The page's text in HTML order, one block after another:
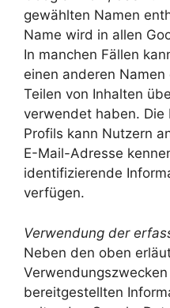
gewählten Namen
Name wird in allen
In manchen Fällen
einen anderen
Teilen von Inhalten
verwendet haben. Die
Profils kann Nutzern
E-Mail-Adresse
identifizierende
verfügen.
Verwendung der
Neben den oben
bereitgestellten